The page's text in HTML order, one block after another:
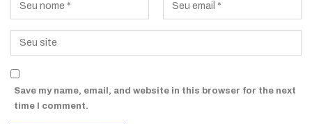
Save my name, email, and website in this browser for the next
time I comment.